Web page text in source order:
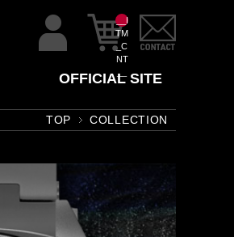
__I
TM
_C
NT
__
OFFICIAL SITE
TOP COLLECTION